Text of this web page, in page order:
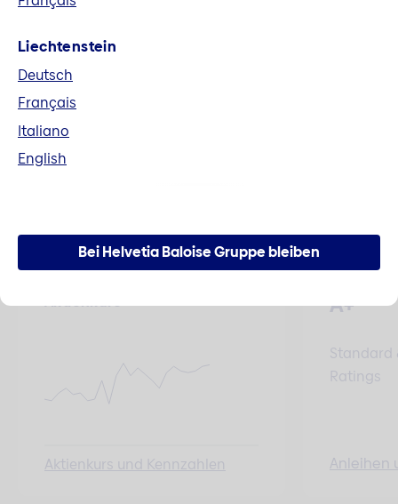
hier heruntergeladen werden.
Zahlen und Fakten
Aktienkurs
Aktienkurs und Kennzahlen
A+
Standard
Ratings
Anleihen
Liechtenstein
Deutsch
Français
Italiano
English
Bei Helvetia Baloise Gruppe bleiben